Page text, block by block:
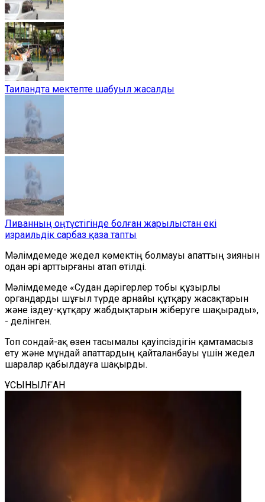
Таиландта мектепте шабуыл жасалды
Ливанның оңтүстігінде болған жарылыстан екі
израильдік сарбаз қаза тапты
Мәлімдемеде жедел көмектің болмауы апаттың зиянын
одан әрі арттырғаны атап өтілді.
Мәлімдемеде «Судан дәрігерлер тобы құзырлы
органдарды шұғыл түрде арнайы құтқару жасақтарын
және іздеу-құтқару жабдықтарын жіберуге шақырады»,
- делінген.
Топ сондай-ақ өзен тасымалы қауіпсіздігін қамтамасыз
ету және мұндай апаттардың қайталанбауы үшін жедел
шаралар қабылдауға шақырды.
ҰСЫНЫЛҒАН